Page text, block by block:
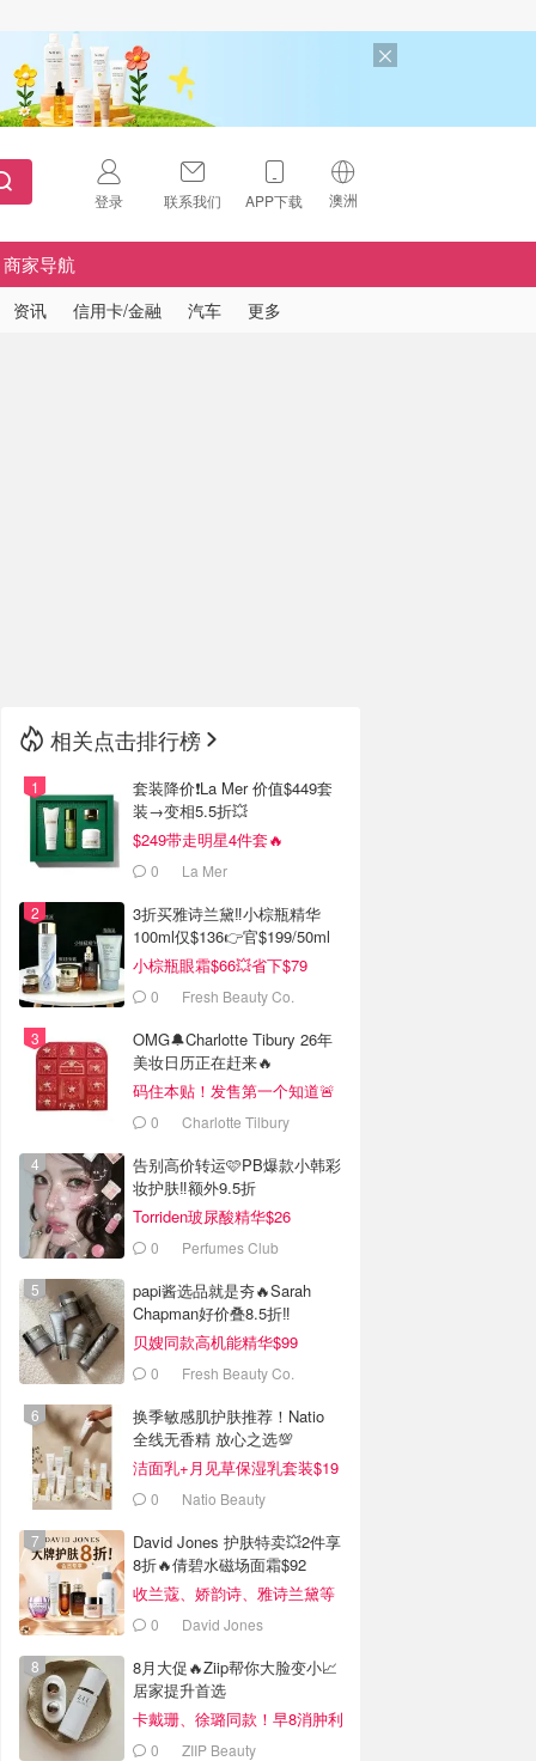
登录 联系我们 APP下载 澳洲
🇺🇸
🇨🇳中国
商家导航
资讯 信用卡/金融 汽车 更多
相关点击排行榜
套装降价❗️La Mer 价值$449套
装→变相5.5折💥
$249带走明星4件套🔥
0 La Mer
3折买雅诗兰黛‼️小棕瓶精华
100ml仅$136👉官$199/50ml
小棕瓶眼霜$66💥省下$79
0 Fresh Beauty Co.
OMG🔔Charlotte Tibury 26年
美妆日历正在赶来🔥
码住本贴！发售第一个知道🚨
0 Charlotte Tilbury
告别高价转运🩷PB爆款小韩彩
妆护肤‼️额外9.5折
Torriden玻尿酸精华$26
0 Perfumes Club
papi酱选品就是夯🔥Sarah
Chapman好价叠8.5折‼️
贝嫂同款高机能精华$99
0 Fresh Beauty Co.
换季敏感肌护肤推荐！Natio
全线无香精 放心之选💯
洁面乳+月见草保湿乳套装$19
0 Natio Beauty
David Jones 护肤特卖💥2件享
8折🔥倩碧水磁场面霜$92
收兰蔻、娇韵诗、雅诗兰黛等
0 David Jones
8月大促🔥Ziip帮你大脸变小📈
居家提升首选
卡戴珊、徐璐同款！早8消肿利
器 0 ZIIP Beauty